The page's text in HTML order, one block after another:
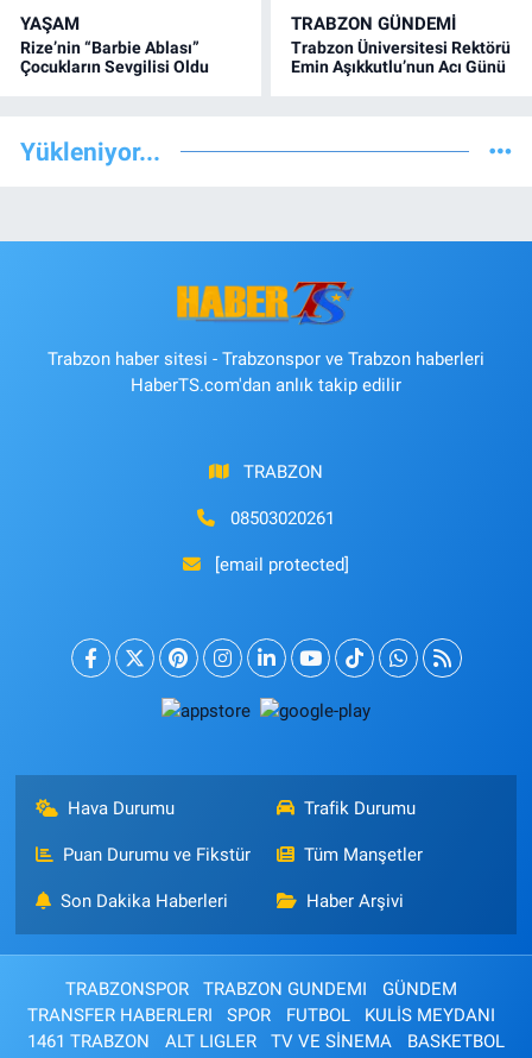
YAŞAM
Rize’nin “Barbie Ablası”
Çocukların Sevgilisi Oldu
TRABZON GÜNDEMİ
Trabzon Üniversitesi Rektörü
Emin Aşıkkutlu’nun Acı Günü
Yükleniyor...
Trabzon haber sitesi - Trabzonspor ve Trabzon haberleri
HaberTS.com'dan anlık takip edilir
TRABZON
08503020261
[email protected]
Hava Durumu Trafik Durumu
Puan Durumu ve Fikstür Tüm Manşetler
Son Dakika Haberleri Haber Arşivi
TRABZONSPOR TRABZON GUNDEMI
GÜNDEM
TRANSFER HABERLERI
SPOR FUTBOL
KULİS MEYDANI
1461 TRABZON
ALT LIGLER TV VE SİNEMA BASKETBOL